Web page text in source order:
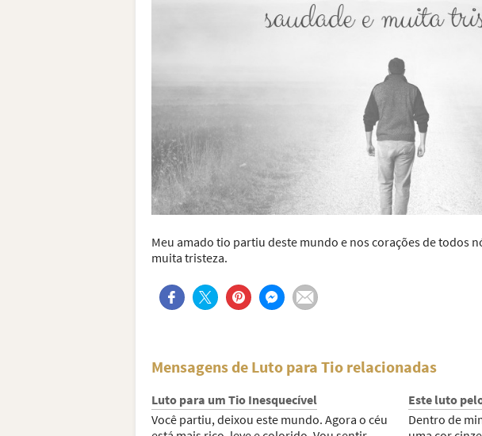
Meu amado tio partiu deste mundo e nos corações de todos
muita tristeza.
Mensagens de Luto para Tio relacionadas
Luto para um Tio Inesquecível
Você partiu, deixou este mundo. Agora o céu
Este luto
Dentro de